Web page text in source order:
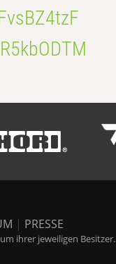
| PRESSE
ihrer jeweiligen Besitzer.